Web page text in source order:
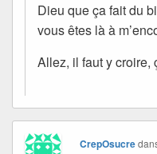
Dieu que ça fait du
vous êtes là à
Allez, il faut y croire,
CrepOsucre